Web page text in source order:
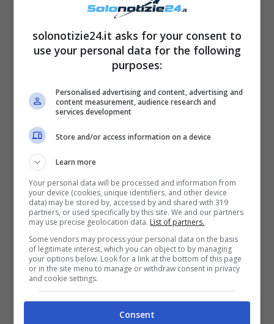
quel momento il mio ex marito non mi ha
niente, il mio lavoro mi consente una
completa indipendenza economica di cui
solonotizie24.it asks for your consent to
use your personal data for the following
purposes:
Personalised advertising and content, advertising and
content measurement, audience research and
services development
Store and/or access information on a device
Learn more
Your personal data will be processed and information from
your device (cookies, unique identifiers, and other device
data) may be stored by, accessed by and shared with 319
partners, or used specifically by this site. We and our partners
may use precise geolocation data. List of partners.
Some vendors may process your personal data on the basis
of legitimate interest, which you can object to by managing
your options below. Look for a link at the bottom of this page
or in the site menu to manage or withdraw consent in privacy
and cookie settings.
Consent